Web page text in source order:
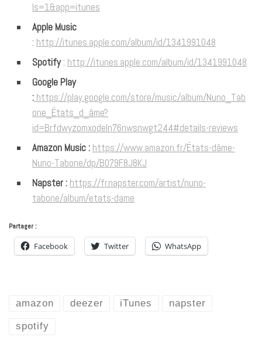
ls=1&app=itunes
Apple Music
: http://itunes.apple.com/album/id/1341991048
Spotify: http://itunes.apple.com/album/id/1341991048
Google Play
: https://play.google.com/store/music/album/Nuno_Tab
one_États_d_âme?
id=Brfdwyzomxodeln76nwsnwgt244#details-reviews
Amazon Music : https://www.amazon.fr/États-dâme-
Nuno-Tabone/dp/B079F8J8KJ
Napster : https://fr.napster.com/artist/nuno-
tabone/album/etats-dame
Partager :
Facebook Twitter WhatsApp
amazon deezer iTunes napster
spotify